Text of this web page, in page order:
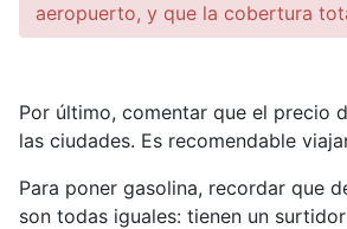
aeropuerto, y que la cobertura
Por último, comentar que el precio
las ciudades. Es recomendable
Para poner gasolina, recordar que
son todas iguales: tienen un